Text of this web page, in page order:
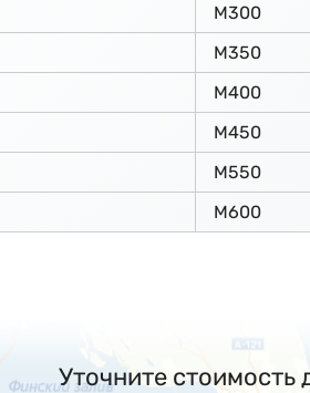
М300
М350
М400
М450
М550
М600
Уточните стоимость